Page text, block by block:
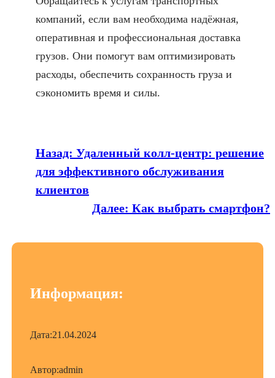
компаний, если вам необходима надёжная,
оперативная и профессиональная доставка
грузов. Они помогут вам оптимизировать
расходы, обеспечить сохранность груза и
сэкономить время и силы.
Назад: Удаленный колл-центр: решение
для эффективного обслуживания
клиентов
Далее: Как выбрать смартфон?
Информация:
Дата:21.04.2024
Автор:admin